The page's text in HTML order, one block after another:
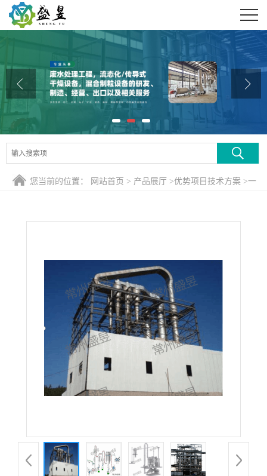
公司介绍
公司动态
产品展厅
证书荣誉
联系方式
您当前的位置： 网站首页 > 产品展厅 >优势项目技术方案 >一